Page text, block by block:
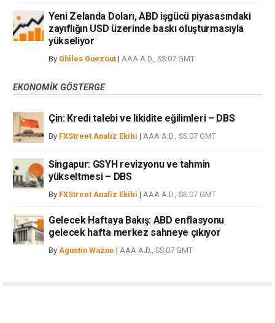
Yeni Zelanda Doları, ABD işgücü piyasasındaki
zayıflığın USD üzerinde baskı oluşturmasıyla
yükseliyor
By Ghiles Guezout | AAA A.D., SS:07 GMT
EKONOMIK GÖSTERGE
Çin: Kredi talebi ve likidite eğilimleri – DBS
By FXStreet Analiz Ekibi | AAA A.D., SS:07 GMT
Singapur: GSYH revizyonu ve tahmin
yükseltmesi – DBS
By FXStreet Analiz Ekibi | AAA A.D., SS:07 GMT
Gelecek Haftaya Bakış: ABD enflasyonu
gelecek hafta merkez sahneye çıkıyor
By Agustin Wazne | AAA A.D., SS:07 GMT